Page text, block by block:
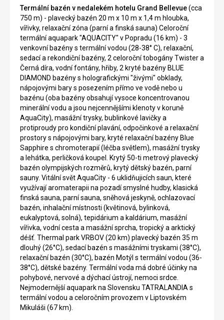
Termální bazén v nedalekém hotelu Grand Bellevue(cca
750 m) - plavecký bazén 20 m x 10 m x 1,4 m hloubka,
vířivky, relaxační zóna (parní a finská sauna) Celoroční
termální aquapark "AQUACITY" v Popradu (16 km) - 3
venkovní bazény s termální vodou (28-38° C), relaxační,
sedací a rekondiční bazény, 2 celoroční tobogány Twister a
Černá díra, vodní fontány, hřiby, 2 kryté bazény BLUE
DIAMOND bazény s holografickými "živými" obklady,
nápojovými bary s posezením přímo ve vodě nebo u
bazénu (oba bazény obsahují vysoce koncentrovanou
minerální vodu a jsou nejcennějšími klenoty v koruně
AquaCity), masážní trysky, bublinkové lavičky a
protiproudy pro kondiční plavání, odpočinkové a relaxační
prostory s nápojovými bary, kryté relaxační bazény Blue
Sapphire s chromoterapií (léčba světlem), masážní trysky
a lehátka, perličková koupel. Krytý 50-ti metrový plavecký
bazén olympijských rozměrů, krytý dětský bazén, parní
sauny. Vitální svět AquaCity - 6 uklidňujicích saun, které
využívají aromaterapii na pozadí smyslné hudby, klasická
finská sauna, parní sauna, sněhová jeskyně, ochlazovací
bazén, inhalační místnosti (květinová, bylinková,
eukalyptová, solná), tepidárium a kaldárium, masážní
vířivka, vodní cesta a masážní sprcha, tropický a arktický
déšť. Thermal park VRBOV (20 km) plavecký bazén 35 m
dlouhý (26°C), sedací bazén s masážními tryskami (38°C),
relaxační bazén (30°C), bazén Motýl s termální vodou (36-
38°C), dětské bazény. Termální voda má dobré účinky na
pohybové, nervové a dýchací ústrojí, nemoci srdce.
Nejmodernější aquapark na Slovensku TATRALANDIA s
termální vodou a celoročním provozem v Liptovském
Mikuláši (67 km).